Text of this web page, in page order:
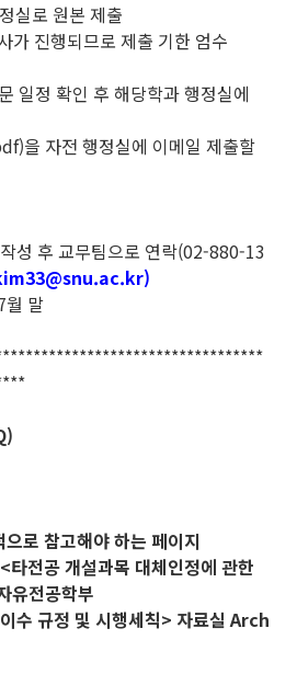
실로 원본 제출
진행되므로 제출 기한 엄수
일정 확인 후 해당학과 행정실에
을 자전 행정실에 이메일 제출할
성 후 교무팀으로 연락(02-880-13
월 말
로 참고해야 하는 페이지
전공 개설과목 대체인정에 관한
유전공학부
수 규정 및 시행세칙> 자료실 Arch